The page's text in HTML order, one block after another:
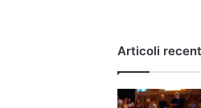
e
a
Articoli